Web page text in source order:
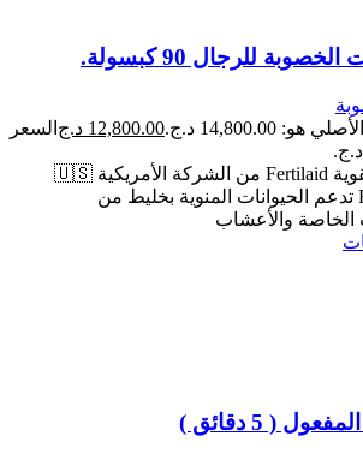
هو: 14,800.00 د.ج. 12,800.00 د.ج السعر
🔹️- حبوب الخصوبة القوية Fertilaid من الشركة الأمريكية 🇺🇸
FAIRHAVEN Health تدعم الحيوانات المنوية بخليط من
الخاصة والأعشاب
( 5 دقائق )